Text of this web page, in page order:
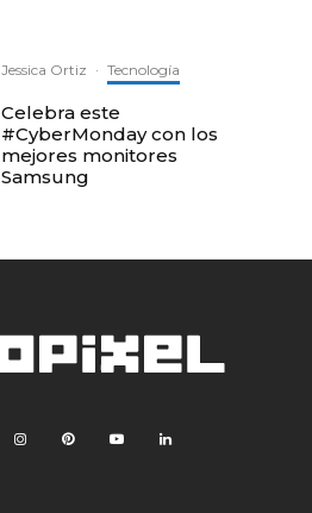
Jessica Ortiz · Tecnología
Celebra este
#CyberMonday con los
mejores monitores
Samsung